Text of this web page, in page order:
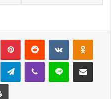
PinterestReddit VKontakte
TelegramViber Line E-Posta ile
Yazdır